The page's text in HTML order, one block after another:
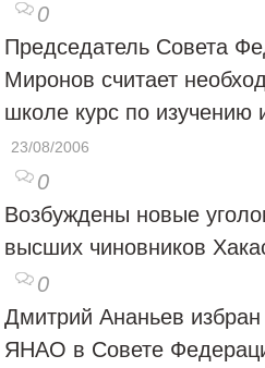
0
Председатель Совета
Миронов считает
школе курс по изучению
23/08/2006
0
Возбуждены новые
высших чиновников
0
Дмитрий Ананьев
ЯНАО в Совете